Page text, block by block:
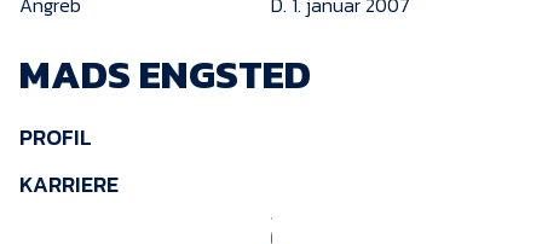
KVINDEHOLDET
Om Esbjerg fB
MADS ENGSTED
PROFIL
KARRIERE